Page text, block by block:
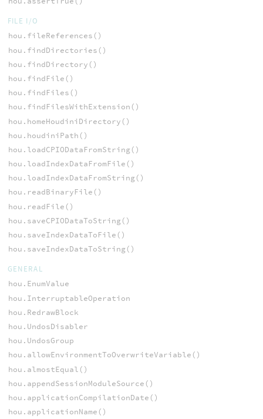
FILE I/O
hou.fileReferences()
hou.findDirectories()
hou.findDirectory()
hou.findFile()
hou.findFiles()
hou.findFilesWithExtension()
hou.homeHoudiniDirectory()
hou.houdiniPath()
hou.loadCPIODataFromString()
hou.loadIndexDataFromFile()
hou.loadIndexDataFromString()
hou.readBinaryFile()
hou.readFile()
hou.saveCPIODataToString()
hou.saveIndexDataToFile()
hou.saveIndexDataToString()
GENERAL
hou.EnumValue
hou.InterruptableOperation
hou.RedrawBlock
hou.UndosDisabler
hou.UndosGroup
hou.allowEnvironmentToOverwriteVariable()
hou.almostEqual()
hou.appendSessionModuleSource()
hou.applicationCompilationDate()
hou.applicationName()